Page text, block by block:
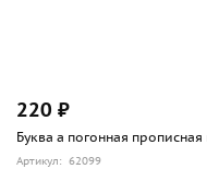
220 ₽
Буква а погонная
Артикул: 62099